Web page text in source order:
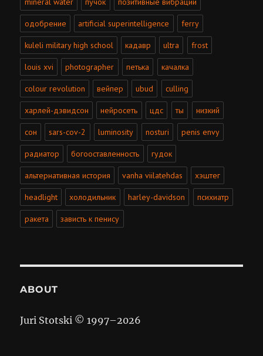
одобрение artificial superintelligence ferry
kuleli military high school кадавр ultra frost
louis xvi photographer петька качалка
colour revolution вейпер ubud culling
харлей-дэвидсон нейросеть цдс ты низкий
сон sars-cov-2 luminosity nosturi penis envy
радиатор богооставленность гудок
альтернативная история vanha viilatehdas хэштег
headlight холодильник harley-davidson психиатр
ракета зависть к пенису
ABOUT
Juri Stotski © 1997–2026